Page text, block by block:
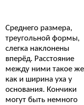
Среднего размера,
треугольной формы,
слегка наклонены
вперёд. Расстояние
между ними такое
как и ширина уха у
основания. Кончики
могут быть немного